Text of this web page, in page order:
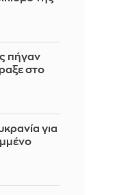
πήγαν
στο
για